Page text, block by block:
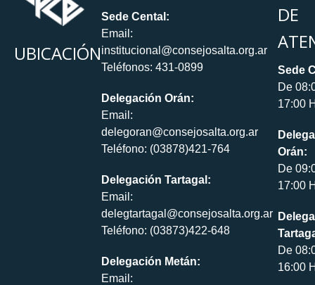
UBICACIÓN
Sede Cental:
Email:
institucional@consejosalta.org.ar
Teléfonos: 431-0899
Delegación Orán:
Email:
delegoran@consejosalta.org.ar
Teléfono: (03878)421-764
Delegación Tartagal:
Email:
delegtartagal@consejosalta.org.ar
Teléfono: (03873)422-648
Delegación Metán:
Email:
DE
Sede
De
17:00
Orán:
De
17:00
De
16:00